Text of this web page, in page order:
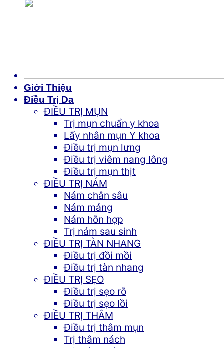
Giới Thiệu
Điều Trị Da
ĐIỀU TRỊ MỤN
Trị mụn chuẩn y khoa
Lấy nhân mụn Y khoa
Điều trị mụn lưng
Điều trị viêm nang lông
Điều trị mụn thịt
ĐIỀU TRỊ NÁM
Nám chân sâu
Nám mảng
Nám hỗn hợp
Trị nám sau sinh
ĐIỀU TRỊ TÀN NHANG
Điều trị đồi mồi
Điều trị tàn nhang
ĐIỀU TRỊ SẸO
Điều trị sẹo rỗ
Điều trị sẹo lồi
ĐIỀU TRỊ THÂM
Điều trị thâm mụn
Trị thâm nách